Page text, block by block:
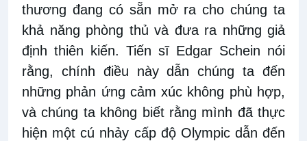
thương đang có sẵn mở ra cho chúng ta
khả năng phòng thủ và đưa ra những giả
định thiên kiến. Tiến sĩ Edgar Schein nói
rằng, chính điều này dẫn chúng ta đến
những phản ứng cảm xúc không phù hợp,
vàchúng takhông biết rằng mình đã thực
hiện một cú nhảy cấp độ Olympic dẫn đến